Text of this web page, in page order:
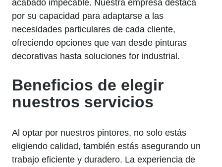
acabado impecable. Nuestra empresa destaca
por su capacidad para adaptarse a las
necesidades particulares de cada cliente,
ofreciendo opciones que van desde pinturas
decorativas hasta soluciones for industrial.
Beneficios de elegir
nuestros servicios
Al optar por nuestros pintores, no solo estás
eligiendo calidad, también estás asegurando un
trabajo eficiente y duradero. La experiencia de